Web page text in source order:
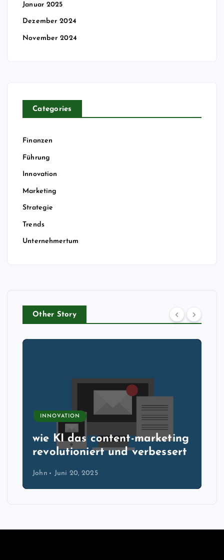
Januar 2025
Dezember 2024
November 2024
Categories
Finanzen
Führung
Innovation
Marketing
Strategie
Trends
Unternehmertum
Other Story
INNOVATION
wie KI das content-marketing
revolutioniert und verbessert
John Juni 20, 2025